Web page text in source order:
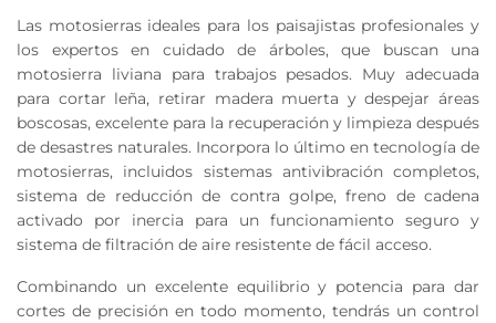
Las motosierras ideales para los paisajistas profesionales y
los expertos en cuidado de árboles, que buscan una
motosierra liviana para trabajos pesados. Muy adecuada
para cortar leña, retirar madera muerta y despejar áreas
boscosas, excelente para la recuperación y limpieza después
de desastres naturales. Incorpora lo último en tecnología de
motosierras, incluidos sistemas antivibración completos,
sistema de reducción de contra golpe, freno de cadena
activado por inercia para un funcionamiento seguro y
sistema de filtración de aire resistente de fácil acceso.
Combinando un excelente equilibrio y potencia para dar
cortes de precisión en todo momento, tendrás un control